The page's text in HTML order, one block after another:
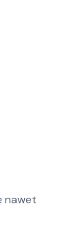
nawet